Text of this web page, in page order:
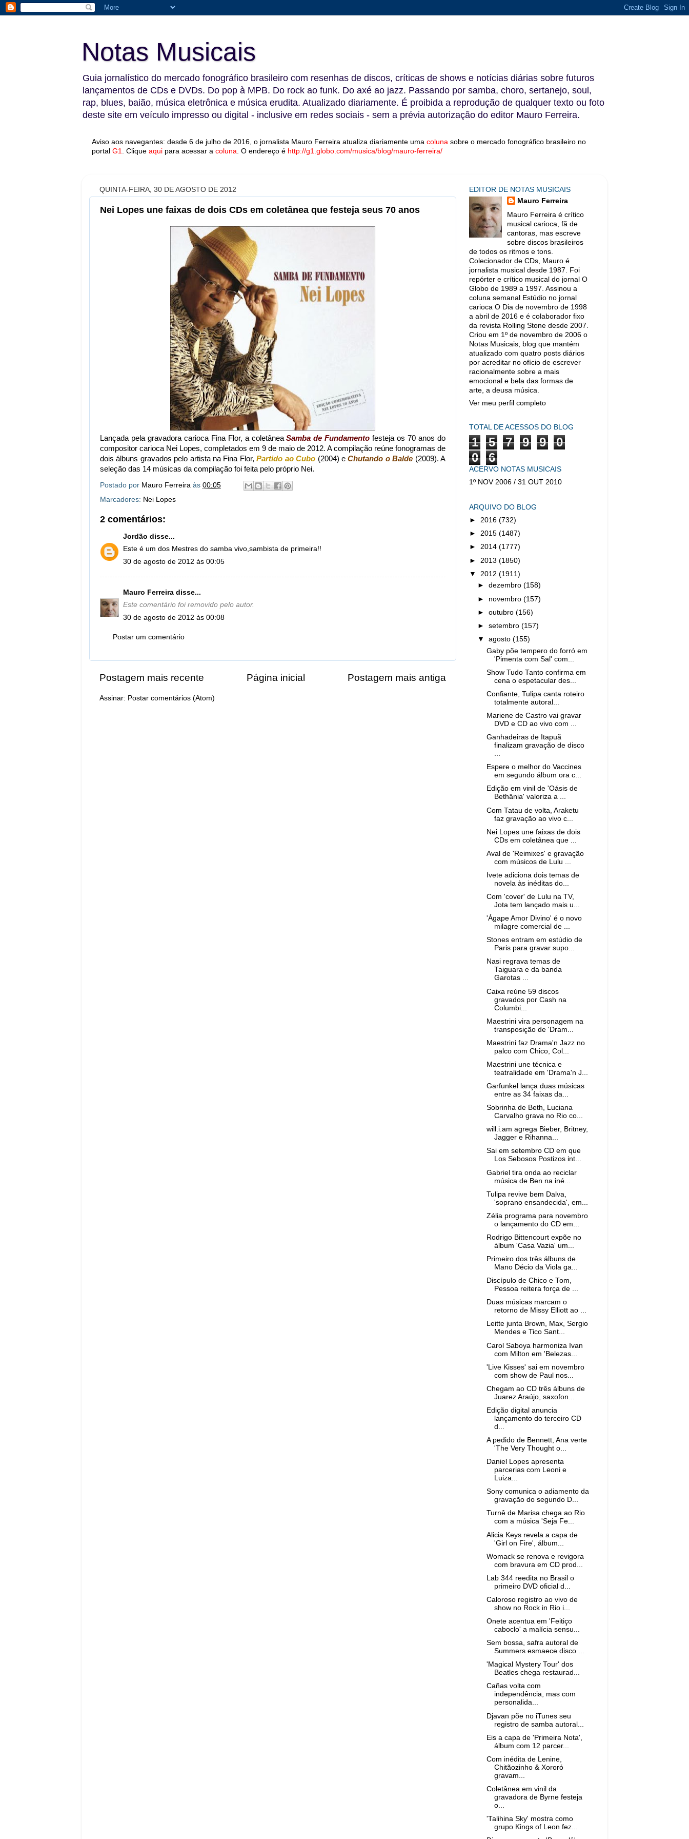
Notas Musicais
Guia jornalístico do mercado fonográfico brasileiro com resenhas de discos, críticas de shows e notícias diárias sobre futuros
lançamentos de CDs e DVDs. Do pop à MPB. Do rock ao funk. Do axé ao jazz. Passando por samba, choro, sertanejo, soul,
rap, blues, baião, música eletrônica e música erudita. Atualizado diariamente. É proibida a reprodução de qualquer texto ou foto
deste site em veículo impresso ou digital - inclusive em redes sociais - sem a prévia autorização do editor Mauro Ferreira.
Aviso aos navegantes: desde 6 de julho de 2016, o jornalista Mauro Ferreira atualiza diariamente uma coluna sobre o mercado fonográfico brasileiro no
portal G1 Clique aqui para acessar a coluna O endereço é http://g1.globo.com/musica/blog/mauro-ferreira/
QUINTA-FEIRA, 30 DE AGOSTO DE 2012
Nei Lopes une faixas de dois CDs em coletânea que festeja seus 70 anos
Lançada pela gravadora carioca Fina Flor, a coletâneaSamba de Fundamento festeja os 70 anos do
compositor carioca Nei Lopes, completados em 9 de maio de 2012. A compilação reúne fonogramas de
dois álbuns gravados pelo artista na Fina Flor,Partido ao Cubo (2004) eChutando o Balde (2009). A
seleção das 14 músicas da compilação foi feita pelo próprio Nei.
Postado por Mauro Ferreira às 00:05
Marcadores: Nei Lopes
2 comentários:
Jordão disse...
Este é um dos Mestres do samba vivo,sambista de primeira!!
30 de agosto de 2012 às 00:05
Mauro Ferreira disse...
Este comentário foi removido pelo autor.
30 de agosto de 2012 às 00:08
Postar um comentário
Postagem mais recente Postagem mais antiga
Página inicial
Assinar: Postar comentários (Atom)
EDITOR DE NOTAS MUSICAIS
Mauro Ferreira
Mauro Ferreira é crítico
musical carioca, fã de
cantoras, mas escreve
sobre discos brasileiros
de todos os ritmos e tons.
Colecionador de CDs, Mauro é
jornalista musical desde 1987. Foi
repórter e crítico musical do jornal O
Globo de 1989 a 1997. Assinou a
coluna semanal Estúdio no jornal
carioca O Dia de novembro de 1998
a abril de 2016 e é colaborador fixo
da revista Rolling Stone desde 2007.
Criou em 1º de novembro de 2006 o
Notas Musicais, blog que mantém
atualizado com quatro posts diários
por acreditar no ofício de escrever
racionalmente sobre a mais
emocional e bela das formas de
arte, a deusa música.
Ver meu perfil completo
TOTAL DE ACESSOS DO BLOG
1 5 7 9 9
0
0
6
ACERVO NOTAS MUSICAIS
1º NOV 2006 / 31 OUT 2010
ARQUIVO DO BLOG
► 2016 (732)
► 2015 (1487)
► 2014 (1777)
► 2013 (1850)
▼ 2012 (1911)
►dezembro(158)
► novembro(157)
►outubro(156)
►setembro(157)
▼agosto(155)
Gaby põe tempero do forró em
'Pimenta com Sal' com...
Show Tudo Tanto confirma em
cena o espetacular des...
Confiante, Tulipa canta roteiro
totalmente autoral...
Mariene de Castro vai gravar
DVD e CD ao vivo com ...
Ganhadeiras de Itapuã
finalizam gravação de disco
...
Espere o melhor do Vaccines
em segundo álbum ora c...
Edição em vinil de 'Oásis de
Bethânia' valoriza a ...
Com Tatau de volta, Araketu
faz gravação ao vivo c...
Nei Lopes une faixas de dois
CDs em coletânea que ...
Aval de 'Reimixes' e gravação
com músicos de Lulu ...
Ivete adiciona dois temas de
novela às inéditas do...
Com 'cover' de Lulu na TV,
Jota tem lançado mais u...
'Ágape Amor Divino' é o novo
milagre comercial de ...
Stones entram em estúdio de
Paris para gravar supo...
Nasi regrava temas de
Taiguara e da banda
Garotas ...
Caixa reúne 59 discos
gravados por Cash na
Columbi...
Maestrini vira personagem na
transposição de 'Dram...
Maestrini faz Drama'n Jazz no
palco com Chico, Col...
Maestrini une técnica e
teatralidade em 'Drama'n J...
Garfunkel lança duas músicas
entre as 34 faixas da...
Sobrinha de Beth, Luciana
Carvalho grava no Rio co...
will.i.am agrega Bieber, Britney,
Jagger e Rihanna...
Sai em setembro CD em que
Los Sebosos Postizos int...
Gabriel tira onda ao reciclar
música de Ben na iné...
Tulipa revive bem Dalva,
'soprano ensandecida', em...
Zélia programa para novembro
o lançamento do CD em...
Rodrigo Bittencourt expõe no
álbum 'Casa Vazia' um...
Primeiro dos três álbuns de
Mano Décio da Viola ga...
Discípulo de Chico e Tom,
Pessoa reitera força de ...
Duas músicas marcam o
retorno de Missy Elliott ao ...
Leitte junta Brown, Max, Sergio
Mendes e Tico Sant...
Carol Saboya harmoniza Ivan
com Milton em 'Belezas...
'Live Kisses' sai em novembro
com show de Paul nos...
Chegam ao CD três álbuns de
Juarez Araújo, saxofon...
Edição digital anuncia
lançamento do terceiro CD
d...
A pedido de Bennett, Ana verte
'The Very Thought o...
Daniel Lopes apresenta
parcerias com Leoni e
Luiza...
Sony comunica o adiamento da
gravação do segundo D...
Turnê de Marisa chega ao Rio
com a música 'Seja Fe...
Alicia Keys revela a capa de
'Girl on Fire', álbum...
Womack se renova e revigora
com bravura em CD prod...
Lab 344 reedita no Brasil o
primeiro DVD oficial d...
Caloroso registro ao vivo de
show no Rock in Rio i...
Onete acentua em 'Feitiço
caboclo' a malícia sensu...
Sem bossa, safra autoral de
Summers esmaece disco ...
'Magical Mystery Tour' dos
Beatles chega restaurad...
Cañas volta com
independência, mas com
personalida...
Djavan põe no iTunes seu
registro de samba autoral...
Eis a capa de 'Primeira Nota',
álbum com 12 parcer...
Com inédita de Lenine,
Chitãozinho & Xororó
gravam...
Coletânea em vinil da
gravadora de Byrne festeja
o...
'Talihina Sky' mostra como
grupo Kings of Leon fez...